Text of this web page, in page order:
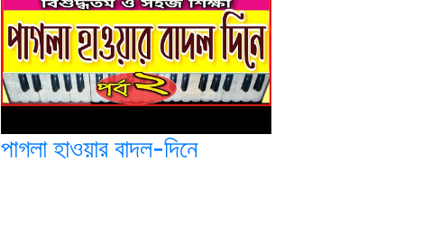
পাগলা হাওয়ার বাদল-দিনে